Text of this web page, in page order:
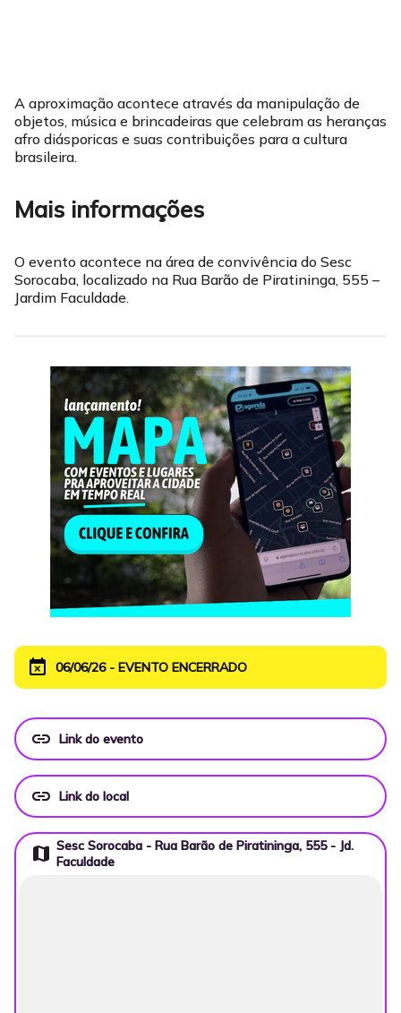
A aproximação acontece através da manipulação de
objetos, música e brincadeiras que celebram as heranças
afro diásporicas e suas contribuições para a cultura
brasileira.
Mais informações
O evento acontece na área de convivência do Sesc
Sorocaba, localizado na Rua Barão de Piratininga, 555 –
Jardim Faculdade.
event_busy 06/06/26 - EVENTO ENCERRADO
link Link do evento
link Link do local
map Sesc Sorocaba - Rua Barão de Piratininga, 555 - Jd.
Faculdade